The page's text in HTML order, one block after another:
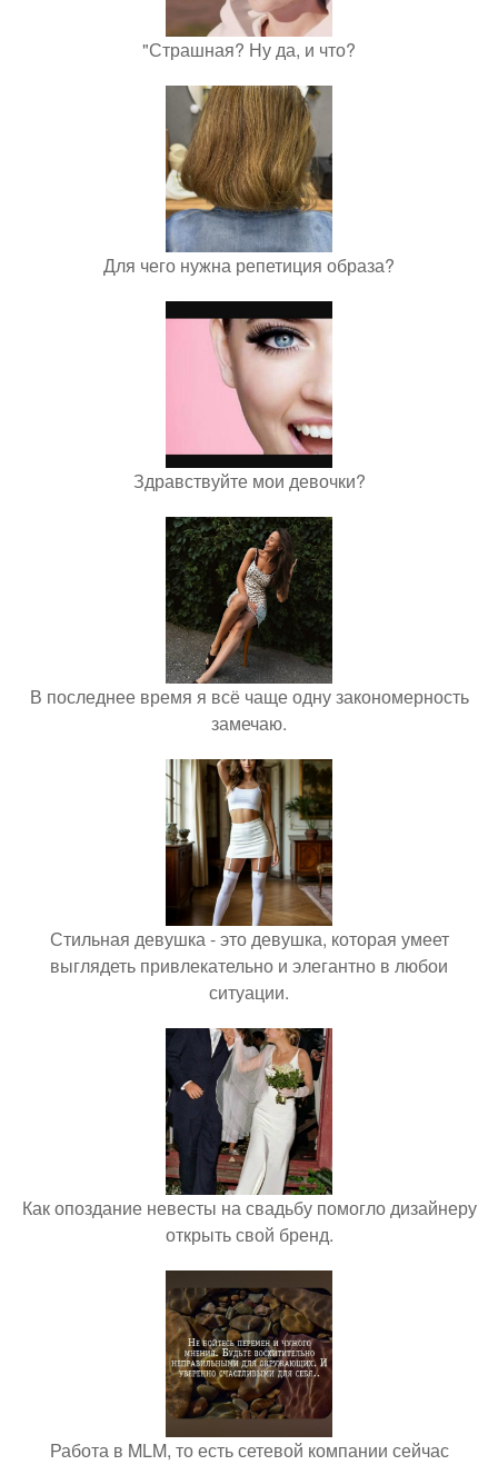
"Страшная? Ну да, и что?
Для чего нужна репетиция образа?
Здравствуйте мои девочки?
В последнее время я всё чаще одну закономерность
замечаю.
Стильная девушка - это девушка, которая умеет
выглядеть привлекательно и элегантно в любои
ситуации.
Как опоздание невесты на свадьбу помогло дизайнеру
открыть свой бренд.
Работа в MLM, то есть сетевой компании сейчас